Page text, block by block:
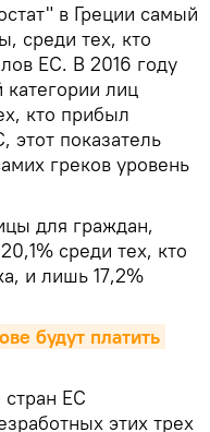
в Греции самый
среди тех, кто
ЕС. В 2016 году
лиц
кто прибыл
этот показатель
греков уровень
для граждан,
среди тех, кто
и лишь 17,2%
будут платить
ЕС
этих трех